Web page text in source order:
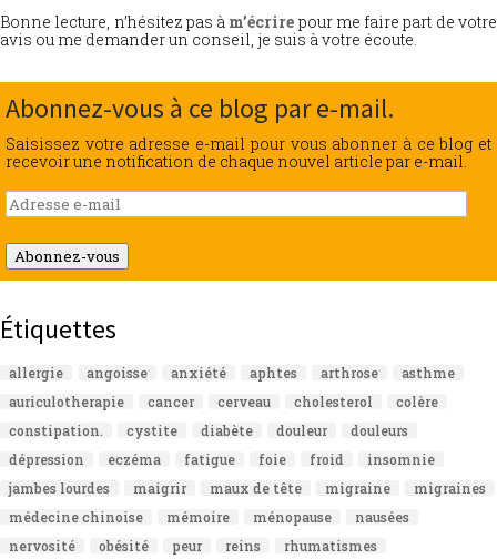
Bonne lecture, n’hésitez pas à m’écrire pour me faire part de votre
avis ou me demander un conseil, je suis à votre écoute.
Abonnez-vous à ce blog par e-mail.
Saisissez votre adresse e-mail pour vous abonner à ce blog et
recevoir une notification de chaque nouvel article par e-mail.
Adresse
e-
mail
Abonnez-vous
Étiquettes
allergie angoisse anxiété aphtes arthrose
asthme
auriculotherapie
cancer cerveau cholesterol
colère
constipation.
cystite diabète douleur
douleurs
dépression
eczéma fatigue foie froid
insomnie
jambes lourdes
maigrir maux de tête migraine
migraines
médecine chinoise
mémoire ménopause
nausées
nervosité
obésité peur reins
rhumatismes